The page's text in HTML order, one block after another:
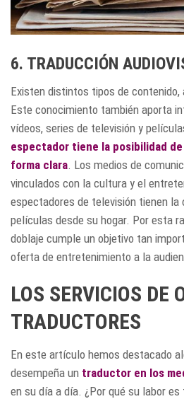
6. TRADUCCIÓN
Existen distintos tipos de contenido,
Este conocimiento también aporta
vídeos, series de televisión y
espectador tiene la posibilidad
forma clara . Los medios de
vinculados con la cultura y el
espectadores de televisión tienen la
películas desde su hogar. Por esta
doblaje cumple un objetivo tan
oferta de entretenimiento a la
LOS SERVICIOS DE
TRADUCTORES
En este artículo hemos destacado
desempeña un traductor en los
en su día a día. ¿Por qué su labor